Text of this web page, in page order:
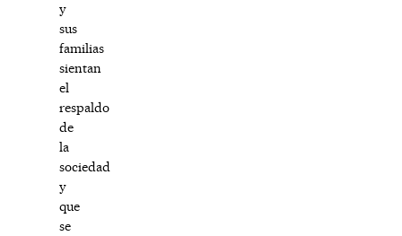
y
sus
familias
sientan
el
respaldo
de
la
sociedad
y
que
se